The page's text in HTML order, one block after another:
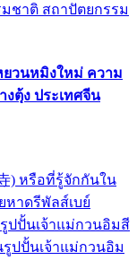
ชาติ สถาปัตยกรรม
ยวนหมิงใหม่ ความ
ตุ้ง ประเทศจีน
寺) หรือที่รู้จักกันใน
าดรีพัลส์เบย์
รูปปั้นเจ้าแม่กวนอิมสี
รูปปั้นเจ้าแม่กวนอิม